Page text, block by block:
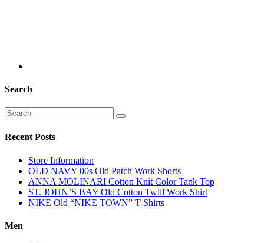
Search
Recent Posts
Store Information
OLD NAVY 00s Old Patch Work Shorts
ANNA MOLINARI Cotton Knit Color Tank Top
ST. JOHN’S BAY Old Cotton Twill Work Shirt
NIKE Old “NIKE TOWN” T-Shirts
Men